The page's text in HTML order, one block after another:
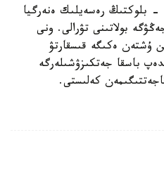
- بلوكتىڭ رەسەيلىك ەنەرگيا
بولاتىنى تۋرالى. ونى
ۇشتەن ەكىگە قىسقارتۋ
باسقا جەتكىزۋشىلەرگە
كەلىستى.